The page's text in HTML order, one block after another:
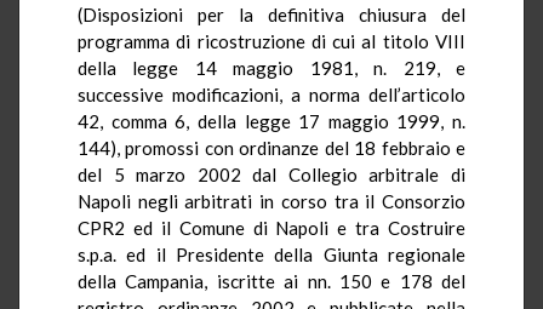
(Disposizioni per la definitiva chiusura del
programma di ricostruzione di cui al titolo VIII
della legge 14 maggio 1981, n. 219, e
successive modificazioni, a norma dell’articolo
42, comma 6, della legge 17 maggio 1999, n.
144), promossi con ordinanze del 18 febbraio e
del 5 marzo 2002 dal Collegio arbitrale di
Napoli negli arbitrati in corso tra il Consorzio
CPR2 ed il Comune di Napoli e tra Costruire
s.p.a. ed il Presidente della Giunta regionale
della Campania, iscritte ai nn. 150 e 178 del